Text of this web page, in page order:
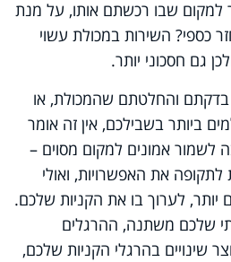
למקום שבו רכשתם אותו, על מנת
כספי? השירות במכולת עשוי
גם חסכוני יותר.
והחלטתם שהמכולת, או
ביותר בשבילכם, אין זה אומר
לשמור אמונים למקום מסוים –
את האפשרויות, ואולי
לערוך בו את הקניות שלכם.
שלכם משתנה, ההרגלים
שינויים בהרגלי הקניות שלכם,